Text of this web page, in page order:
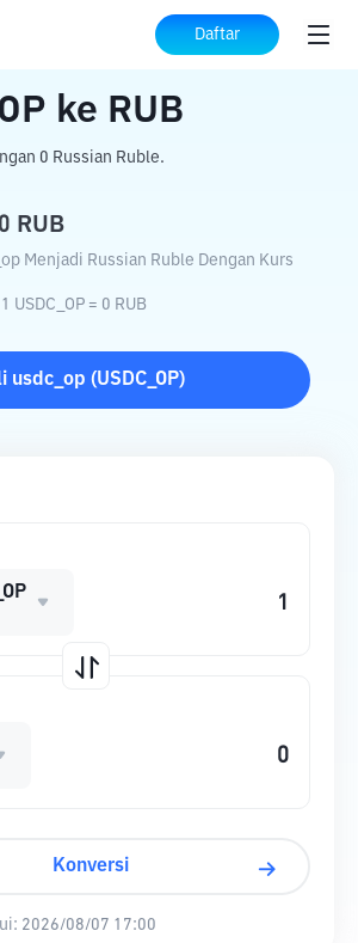
Daftar
Kripto USDC_OP ke RUB
ke RUB
0 Russian Ruble.
0 RUB
Menjadi Russian Ruble Dengan Kurs
USDC_OP = 0 RUB
usdc_op (USDC_OP)
Konversi
2026/08/07 17:00